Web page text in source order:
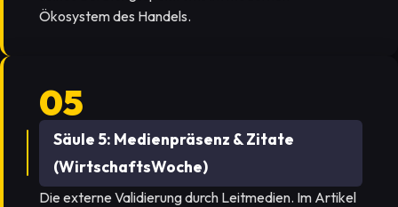
Ökosystem des Handels.
Säule 5: Medienpräsenz & Zitate
(WirtschaftsWoche)
Die externe Validierung durch Leitmedien. Im Artikel